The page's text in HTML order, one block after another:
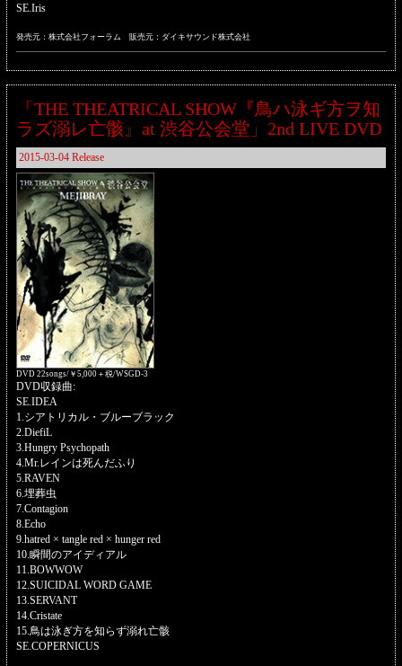
SE.Iris
発売元：株式会社フォーラム 販売元：ダイキサウンド株式会社
「THE THEATRICAL SHOW『鳥ハ泳ギ方ヲ知
ラズ溺レ亡骸』at 渋谷公会堂」2nd LIVE DVD
2015-03-04 Release
DVD 22songs/￥5,000＋税/WSGD-3
DVD収録曲:
SE.IDEA
1.シアトリカル・ブルーブラック
2.DiefiL
3.Hungry Psychopath
4.Mr.レインは死んだふり
5.RAVEN
6.埋葬虫
7.Contagion
8.Echo
9.hatred × tangle red × hunger red
10.瞬間のアイディアル
11.BOWWOW
12.SUICIDAL WORD GAME
13.SERVANT
14.Cristate
15.鳥は泳ぎ方を知らず溺れ亡骸
SE.COPERNICUS